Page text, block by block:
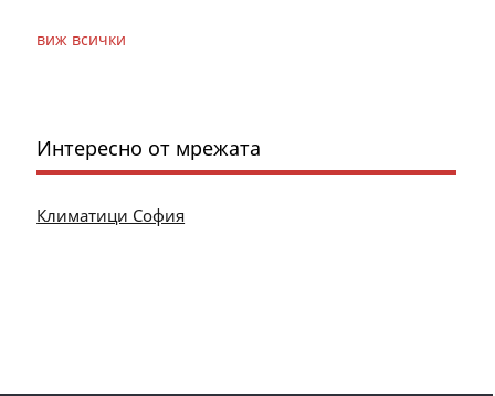
виж всички
Интересно от мрежата
Климатици София